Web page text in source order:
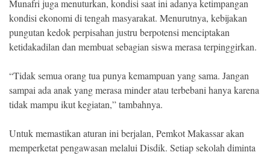
Munafri juga menuturkan, kondisi saat ini adanya ketimpangan
kondisi ekonomi di tengah masyarakat. Menurutnya, kebijakan
pungutan kedok perpisahan justru berpotensi menciptakan
ketidakadilan dan membuat sebagian siswa merasa terpinggirkan.
“Tidak semua orang tua punya kemampuan yang sama. Jangan
sampai ada anak yang merasa minder atau terbebani hanya karena
tidak mampu ikut kegiatan,” tambahnya.
Untuk memastikan aturan ini berjalan, Pemkot Makassar akan
memperketat pengawasan melalui Disdik. Setiap sekolah diminta